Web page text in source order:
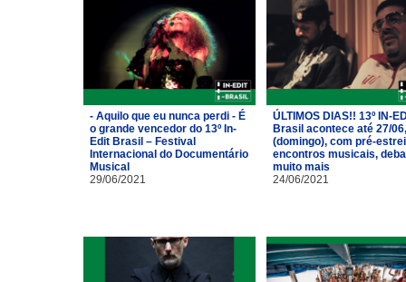
- Aquilo que eu nunca perdi - É
o grande vencedor do 13º In-
Edit Brasil – Festival
Internacional do Documentário
Musical
29/06/2021
ÚLTIMOS DIAS!! 13º IN-
Brasil acontece até 27/06,
(domingo), com pré-
encontros musicais,
muito mais
24/06/2021